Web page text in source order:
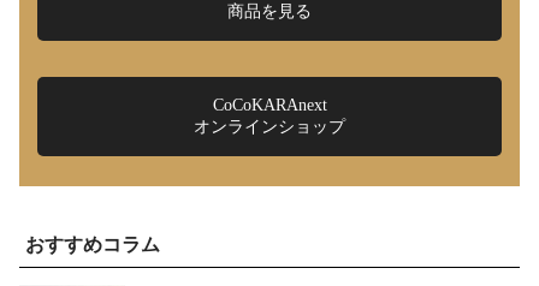
商品を見る
CoCoKARAnext
オンラインショップ
おすすめコラム